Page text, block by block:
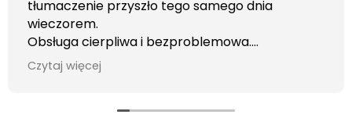
tłumaczenie przyszło tego samego dnia
wieczorem.
Obsługa cierpliwa i bezproblemowa.
Otrzymałem wszelkie informacje i porady jaka
usługa będzie dla mnie najlepsza. Faktura także
Czytaj więcej